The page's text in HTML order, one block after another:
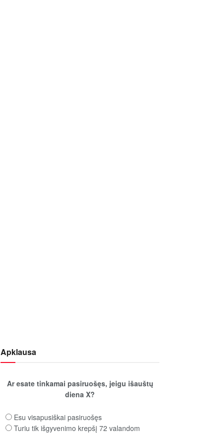
Apklausa
Ar esate tinkamai pasiruošęs, jeigu išauštų
diena X?
Esu visapusiškai pasiruošęs
Turiu tik išgyvenimo krepšį 72 valandom